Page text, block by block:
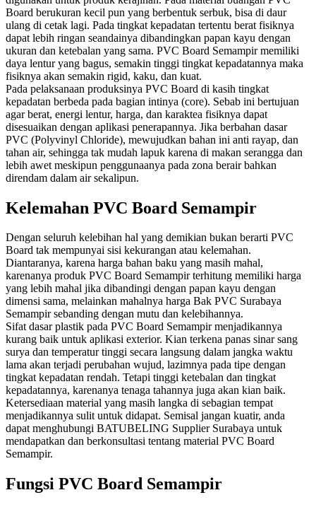
Board berukuran kecil pun yang berbentuk serbuk, bisa di daur
ulang di cetak lagi. Pada tingkat kepadatan tertentu berat fisiknya
dapat lebih ringan seandainya dibandingkan papan kayu dengan
ukuran dan ketebalan yang sama. PVC Board Semampir memiliki
daya lentur yang bagus, semakin tinggi tingkat kepadatannya maka
fisiknya akan semakin rigid, kaku, dan kuat.
Pada pelaksanaan produksinya PVC Board di kasih tingkat
kepadatan berbeda pada bagian intinya (core). Sebab ini bertujuan
agar berat, energi lentur, harga, dan karaktea fisiknya dapat
disesuaikan dengan aplikasi penerapannya. Jika berbahan dasar
PVC (Polyvinyl Chloride), mewujudkan bahan ini anti rayap, dan
tahan air, sehingga tak mudah lapuk karena di makan serangga dan
lebih awet meskipun penggunaanya pada zona berair bahkan
direndam dalam air sekalipun.
Kelemahan PVC Board Semampir
Dengan seluruh kelebihan hal yang demikian bukan berarti PVC
Board tak mempunyai sisi kekurangan atau kelemahan.
Diantaranya, karena harga bahan baku yang masih mahal,
karenanya produk PVC Board Semampir terhitung memiliki harga
yang lebih mahal jika dibandingi dengan papan kayu dengan
dimensi sama, melainkan mahalnya harga Bak PVC Surabaya
Semampir sebanding dengan mutu dan kelebihannya.
Sifat dasar plastik pada PVC Board Semampir menjadikannya
kurang baik untuk aplikasi exterior. Kian terkena panas sinar sang
surya dan temperatur tinggi secara langsung dalam jangka waktu
lama akan terjadi perubahan wujud, lazimnya pada tipe dengan
tingkat kepadatan rendah. Tetapi tinggi ketebalan dan tingkat
kepadatannya, karenanya tenaga tahannya juga akan kian baik.
Ketersediaan material yang masih langka di sebagian tempat
menjadikannya sulit untuk didapat. Semisal jangan kuatir, anda
dapat menghubungi BATUBELING Supplier Surabaya untuk
mendapatkan dan berkonsultasi tentang material PVC Board
Semampir.
Fungsi PVC Board Semampir